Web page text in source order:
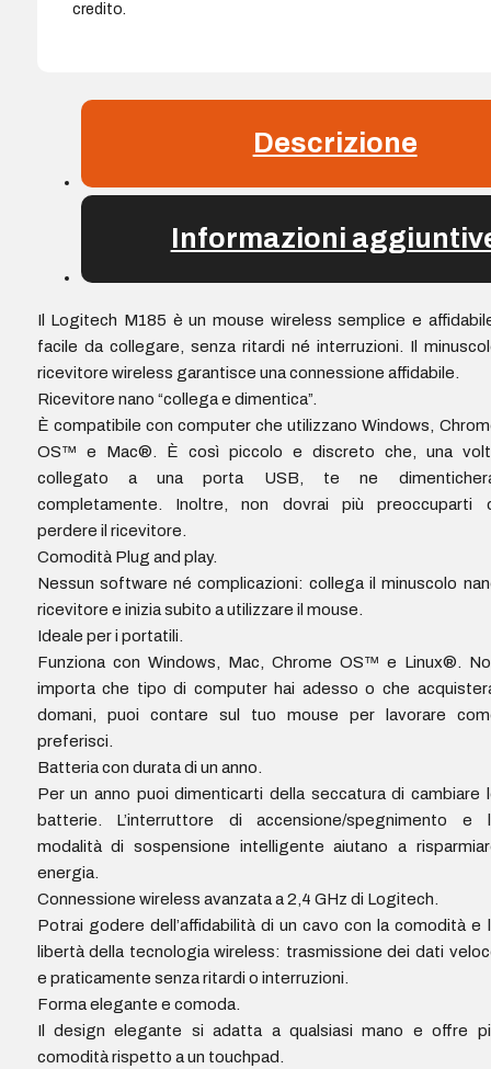
credito.
Descrizione
Informazioni
Il Logitech M185 è un mouse wireless semplice e
facile da collegare, senza ritardi né interruzioni. Il
ricevitore wireless garantisce una connessione affidabile.
Ricevitore nano “collega e dimentica”.
È compatibile con computer che utilizzano Windows,
OS™ e Mac®. È così piccolo e discreto che, una
collegato a una porta USB, te ne
completamente. Inoltre, non dovrai più preoccuparti
perdere il ricevitore.
Comodità Plug and play.
Nessun software né complicazioni: collega il minuscolo
ricevitore e inizia subito a utilizzare il mouse.
Ideale per i portatili.
Funziona con Windows, Mac, Chrome OS™ e Linux®.
importa che tipo di computer hai adesso o che
domani, puoi contare sul tuo mouse per lavorare
preferisci.
Batteria con durata di un anno.
Per un anno puoi dimenticarti della seccatura di cambiare
batterie. L’interruttore di accensione/spegnimento e
modalità di sospensione intelligente aiutano a
energia.
Connessione wireless avanzata a 2,4 GHz di Logitech.
Potrai godere dell’affidabilità di un cavo con la comodità e
libertà della tecnologia wireless: trasmissione dei dati
e praticamente senza ritardi o interruzioni.
Forma elegante e comoda.
Il design elegante si adatta a qualsiasi mano e offre
comodità rispetto a un touchpad.